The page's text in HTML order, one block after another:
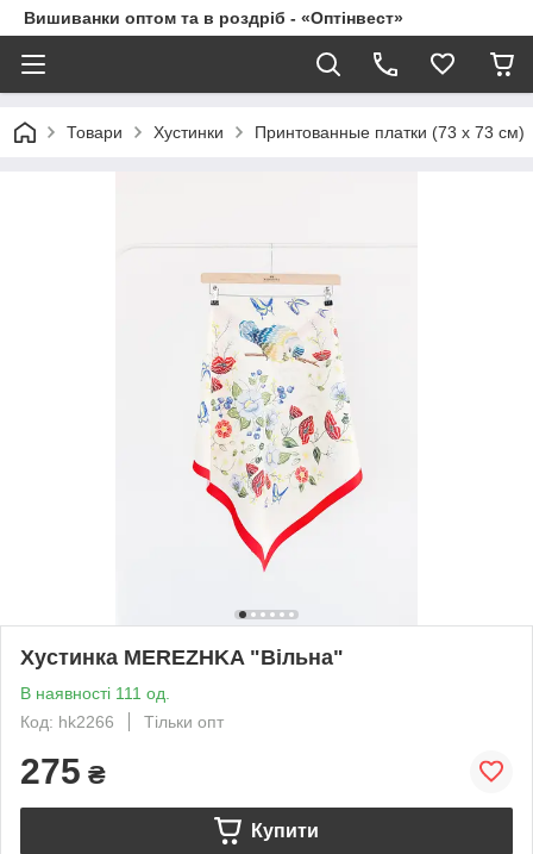
Вишиванки оптом та в роздріб - «Оптінвест»
Товари Хустинки Принтованные платки (73 х 73 см)
Хустинка MEREZHKA "Вільна"
В наявності 111 од.
Код: hk2266
Тільки опт
275 ₴
Купити